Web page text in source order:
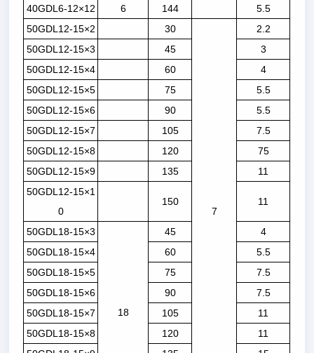
40GDL6-12×12
6 144
5.5
50GDL12-15×2
30
7
2.2
50GDL12-15×3
45
3
50GDL12-15×4
60
4
50GDL12-15×5
75
5.5
50GDL12-15×6
90
5.5
50GDL12-15×7
105
7.5
50GDL12-15×8
120
75
50GDL12-15×9
135
11
50GDL12-15×1
0
150 11
50GDL18-15×3
18
45
4
50GDL18-15×4
60
5.5
50GDL18-15×5
75
7.5
50GDL18-15×6
90
7.5
50GDL18-15×7
105
11
50GDL18-15×8
120
11